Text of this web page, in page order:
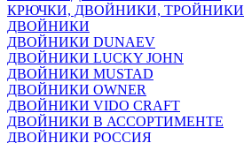
КРЮЧКИ, ДВОЙНИКИ, ТРОЙНИКИ
ДВОЙНИКИ
ДВОЙНИКИ DUNAEV
ДВОЙНИКИ LUCKY JOHN
ДВОЙНИКИ MUSTAD
ДВОЙНИКИ OWNER
ДВОЙНИКИ VIDO CRAFT
ДВОЙНИКИ В АССОРТИМЕНТЕ
ДВОЙНИКИ РОССИЯ